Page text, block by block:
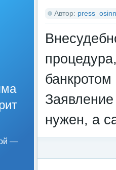
Автор:
нужен, а
—